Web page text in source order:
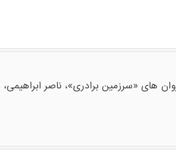
های «سرزمین برادری»، ناصر